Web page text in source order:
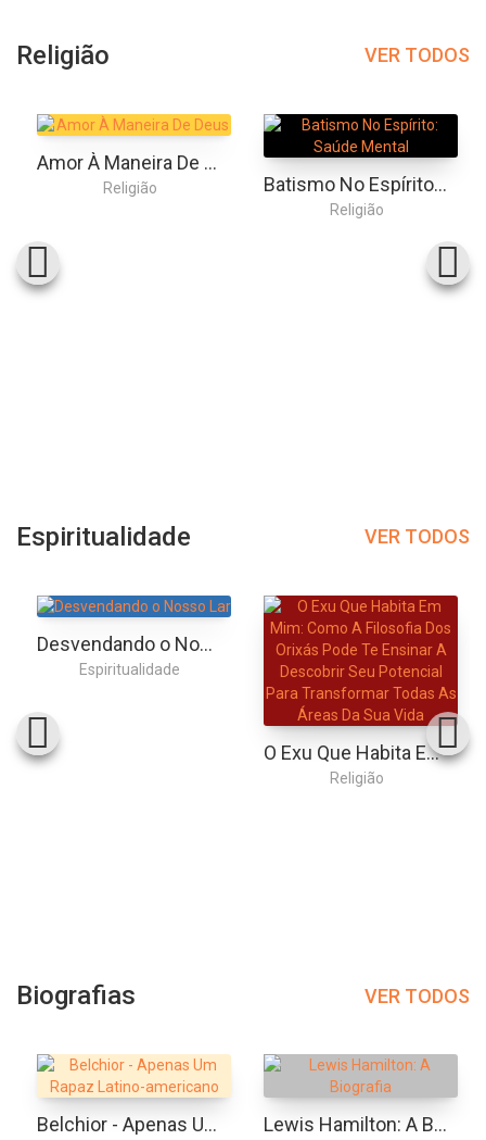
Religião VER TODOS
Amor À Maneira De Deus
Religião Batismo No Espírito: Saúde Mental
Religião
Espiritualidade VER TODOS
Desvendando o Nosso Lar
Espiritualidade
O Exu Que Habita Em Mim: Como A Filosofia Dos Orixás Pode Te Ensinar A Descobrir Seu Potencial Para Transformar Todas As Áreas Da Sua Vida
Religião
Biografias VER TODOS
Belchior - Apenas Um Rapaz Latino-americano Lewis Hamilton: A Biografia